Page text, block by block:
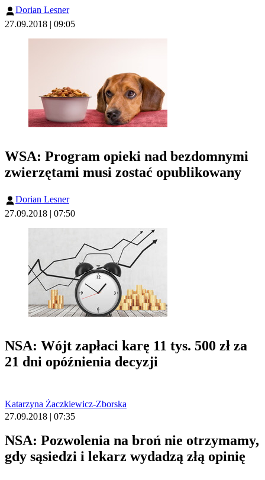
Dorian Lesner
27.09.2018 | 09:05
WSA: Program opieki nad bezdomnymi
zwierzętami musi zostać opublikowany
Dorian Lesner
27.09.2018 | 07:50
NSA: Wójt zapłaci karę 11 tys. 500 zł za
21 dni opóźnienia decyzji
Katarzyna Żaczkiewicz-Zborska
27.09.2018 | 07:35
NSA: Pozwolenia na broń nie otrzymamy,
gdy sąsiedzi i lekarz wydadzą złą opinię